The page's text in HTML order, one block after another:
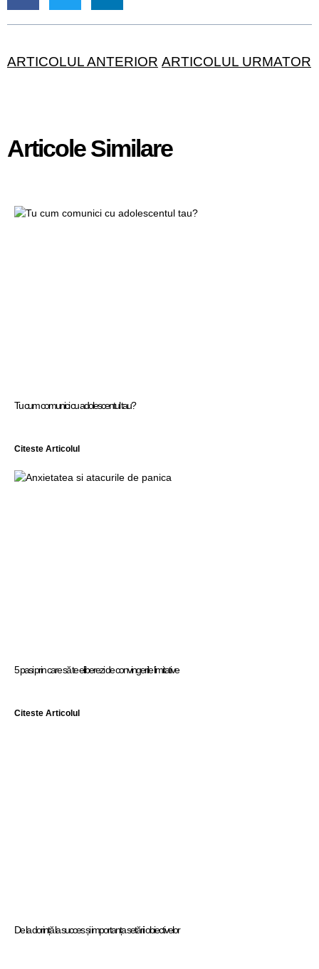
ARTICOLUL ANTERIOR ARTICOLUL URMATOR
Articole Similare
Tu cum comunici cu adolescentul tau?
Citeste Articolul
5 pasi prin care să te eliberezi de convingerile limitative
Citeste Articolul
De la dorință la succes și importanța setării obiectivelor